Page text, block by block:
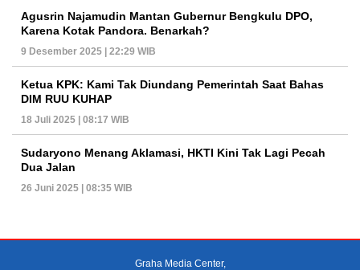
Agusrin Najamudin Mantan Gubernur Bengkulu DPO,
Karena Kotak Pandora. Benarkah?
9 Desember 2025 | 22:29 WIB
Ketua KPK: Kami Tak Diundang Pemerintah Saat Bahas
DIM RUU KUHAP
18 Juli 2025 | 08:17 WIB
Sudaryono Menang Aklamasi, HKTI Kini Tak Lagi Pecah
Dua Jalan
26 Juni 2025 | 08:35 WIB
Graha Media Center,